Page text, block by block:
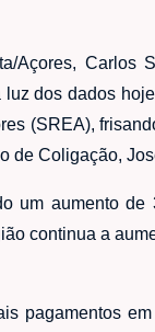
Açores, Carlos
dos dados
(SREA),
de Coligação,
um aumento
continua a
pagamentos